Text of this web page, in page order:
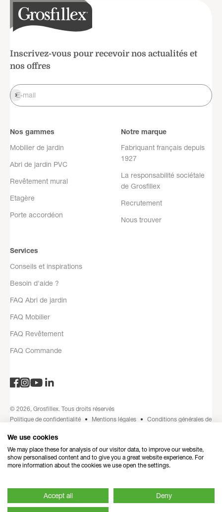
Inscrivez-vous pour recevoir nos actualités et
nos offres
E-mail
S'inscrire
Nos gammes
Mobilier de jardin
Abri de jardin PVC
Revêtement mural
Etagère
Porte accordéon
Notre marque
Fabriquant français depuis
1927
La responsabilité sociétale
de Grosfillex
Recrutement
Nous trouver
Services
Conseils et inspirations
Besoin d'aide ?
FAQ Abri de jardin
FAQ Mobilier
FAQ Revêtement
FAQ Commande
© 2026, Grosfillex. Tous droits réservés
Politique de confidentialité
Mentions légales
Conditions générales de
Dedi
We use cookies
We may place these for analysis of our visitor data, to improve our website,
show personalised content and to give you a great website experience. For
more information about the cookies we use open the settings.
Accept all Deny